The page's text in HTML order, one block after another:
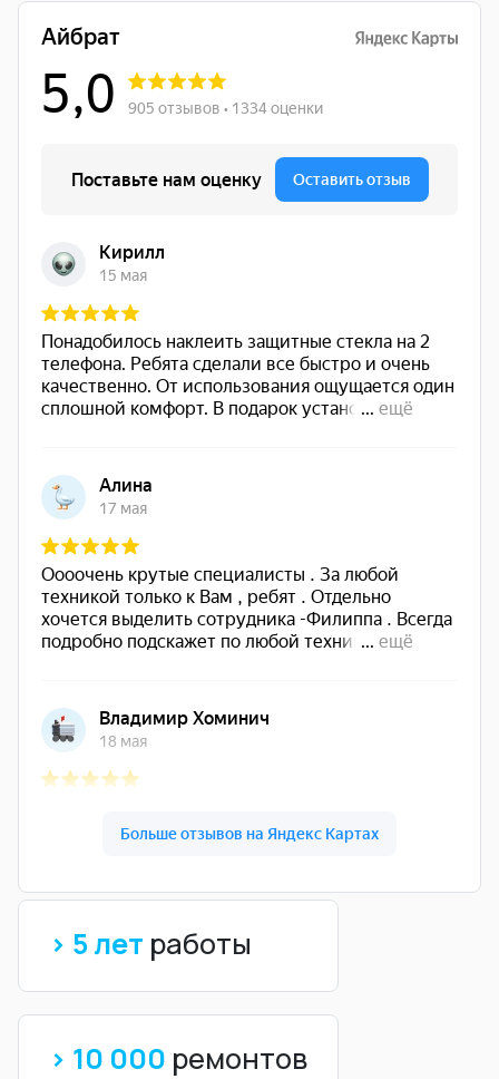
> 5 лет работы
> 10 000 ремонтов